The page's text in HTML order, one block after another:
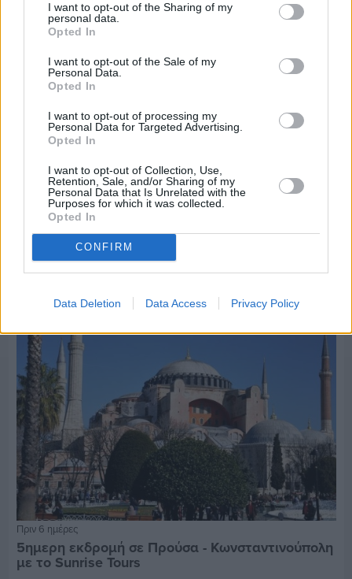
I want to opt-out of the Sharing of my
personal data.
Opted In
I want to opt-out of the Sale of my
Personal Data.
Opted In
I want to opt-out of processing my
Personal Data for Targeted Advertising.
Opted In
I want to opt-out of Collection, Use,
Retention, Sale, and/or Sharing of my
Personal Data that Is Unrelated with the
Purposes for which it was collected.
Opted In
CONFIRM
Data Deletion Data Access Privacy Policy
Πριν 6 ημέρες
Διακοπές ρεύματος: Συνασπισμό των
επιχειρήσεων προτείνει το Επιμελητήριο
Πριν 6 ημέρες
5ημερη εκδρομή σε Προύσα - Κωνσταντινούπολη
με το Sunrise Tours